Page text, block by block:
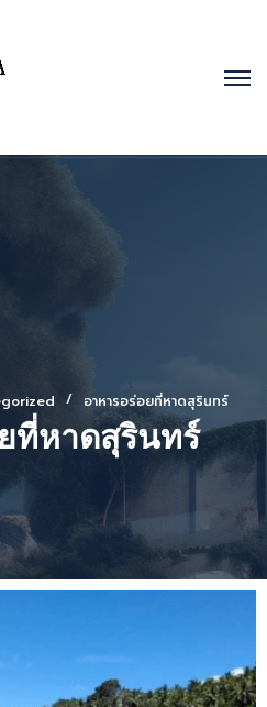
อาหารอร่อยที่หาดสุรินทร์
ที่หาดสุรินทร์